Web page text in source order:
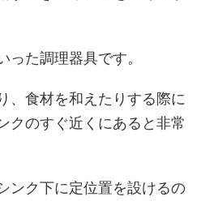
った調理器具です。
、食材を和えたりする際に
クのすぐ近くにあると非常
ンク下に定位置を設けるの